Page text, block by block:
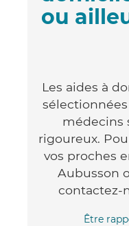
ou
Les aides à
médecins
rigoureux.
vos proches
Aubusson
contactez-
Être